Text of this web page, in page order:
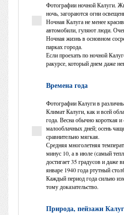
Фотографии ночной Калуги.
ночь, загораются огни
Ночная Калуга не менее
автомобили, гуляют люди.
Ночная жизнь в основном
парках города.
Если проехать по ночной
ракурсе, который днем даже
Времена года
Фотографии Калуги в
Климат Калуги, как и всей
года. Весна обычно короткая
малооблачных дней; осень
сравнительно мягкая.
Средняя многолетняя
минус 10, а в июле (самый
достигает 35 градусов и
январе 1940 года ртутный
Каждый период года сильно
тому доказательство.
Природа, пейзажи